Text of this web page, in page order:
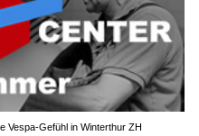
Vespa-Gefühl in Winterthur ZH